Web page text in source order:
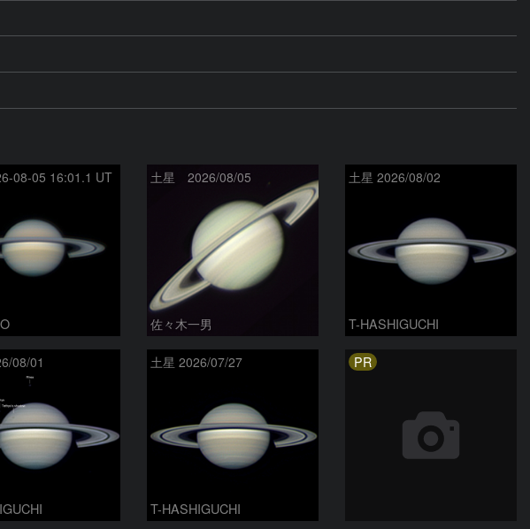
08-05 16:01.1 UT 土星 2026/08/05
佐々木一男
土星 2026/08/02
T-HASHIGUCHI
08/01 土星 2026/07/27
T-HASHIGUCHI
PR